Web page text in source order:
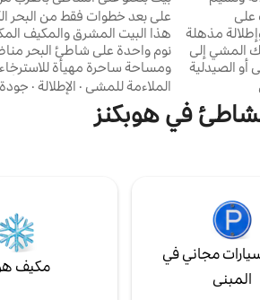
على
مذهلة
المشي إلى
أو الصيدلية
سباحة على
شبكية
على بعد خطوات فقط من البحر
هذا البيت المشرق والمكيف
نوم واحدة على شاطئ البحر
ومساحة ساحرة مهيأة
الكبير والبالابا فرصة للتشمس أو
الأسماك أو الاستمتاع بالنسيم
شبكية! يقع هذا العقار على بعد
الملاءمة للمشي · الإطلالة · جودة
في هوبكنز
مجاني في
المبنى
مكيف